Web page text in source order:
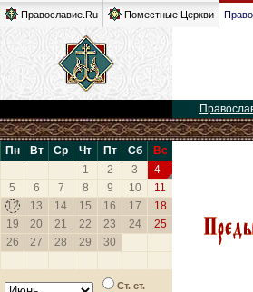
Православие.Ru Поместные Церкви
Пн Вт Ср Чт Пт Сб
Вс
1
2 3
4
5
6 7 8 9 10
11
12
13 14 15 16 17
18
19
20 21 22 23 24
25
26
27 28 29 30
Ст. ст.